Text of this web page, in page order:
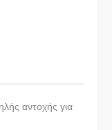
αντοχής για